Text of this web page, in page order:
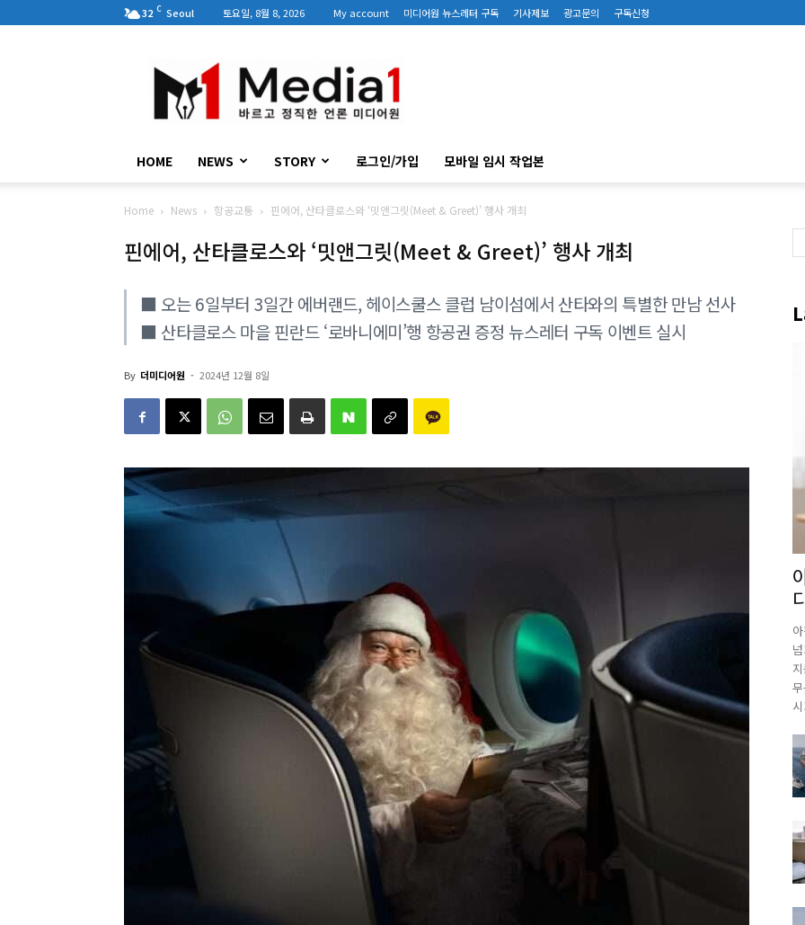
32 C Seoul 토요일, 8월 8, 2026 My account 미디어원 뉴스레터 구독 기사제보 광고문의 구독신청
디
어
원
HOME NEWS STORY 로그인/가입 모바일 임시 작업본
Home News 항공교통 핀에어, 산타클로스와 ‘밋앤그릿(Meet & Greet)’ 행사 개최
핀에어, 산타클로스와 ‘밋앤그릿(Meet & Greet)’ 행사 개최
■ 오는 6일부터 3일간 에버랜드, 헤이스쿨스 클럽 남이섬에서 산타와의 특별한 만남 선사
■ 산타클로스 마을 핀란드 ‘로바니에미’행 항공권 증정 뉴스레터 구독 이벤트 실시
By 더미디어원 - 2024년 12월 8일